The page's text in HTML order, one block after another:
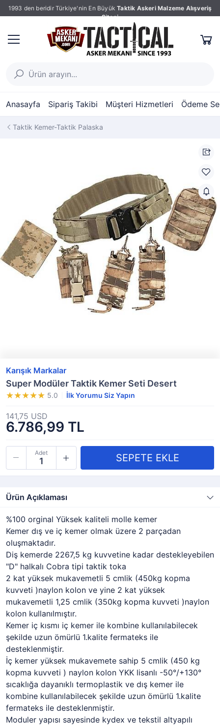
1993 den beridir Türkiye'nin En Büyük Taktik Askeri Malzeme Alışveriş
Sitesi
Anasayfa Sipariş Takibi Müşteri Hizmetleri Ödeme
Taktik Kemer-Taktik Palaska
Karışık Markalar
Super Modüler Taktik Kemer Seti Desert
5.0 İlk Yorumu Siz Yapın
6.786,99 TL
141,75 USD
Adet
Ürün Açıklaması
%100 orginal Yüksek kaliteli molle kemer
Kemer dış ve iç kemer olmak üzere 2 parçadan
oluşmaktadır.
Diş kemerde 2267,5 kg kuvvetine kadar destekleyebilen
"D" halkalı Cobra tipi taktik toka
2 kat yüksek mukavemetli 5 cmlik (450kg kopma
kuvveti )naylon kolon ve yine 2 kat yüksek
mukavemetli 1,25 cmlik (350kg kopma kuvveti )naylon
kolon kullanılmıştır.
Kemer iç kısmı iç kemer ile kombine kullanılabilecek
şekilde uzun ömürlü 1.kalite fermateks ile
desteklenmiştir.
İç kemer yüksek mukavemete sahip 5 cmlik (450 kg
kopma kuvveti ) naylon kolon YKK lisanlı -50°/+130°
sıcaklığa dayanıklı termoplastik ve dış kemer ile
kombine kullanılabilecek şekilde uzun ömürlü 1.kalite
fermateks ile desteklenmiştir.
Moduler yapısı sayesinde kydex ve tekstil altyapılı